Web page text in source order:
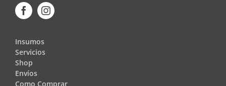
Insumos
Servicios
Shop
Envíos
Como Comprar